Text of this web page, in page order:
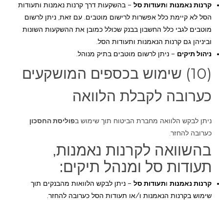
קרנות נאמנות ותעודות סל – בהשקעות דרך קרנות נאמנות ותעודות
הסל לא קיימת כלל אפשרות לרישום מוטבים. עם זאת, ניתן לרשום
מוטבים לגבי כלל החשבון בבנק שכולל כמובן את ההשקעות השונות
וביניהן גם קרנות הנאמנות ותעודות הסל.
ניהול תיקים – ניתן לרשום מוטבים בתיק מנוהל.
(10) שימוש בכספים המושקעים
כערובה לקבלת הלוואה
ניתן לבקש הלוואה מחברת הביטוח תוך שימוש בפוליסת החסכון
כערובה להחזר.
בהשוואה לקרנות נאמנות,
תעודות סל ומנהל תיקים:
קרנות נאמנות ותעודות סל – ניתן לבקש הלוואות מהבנקים תוך
שימוש בקרנות הנאמנות ו/או תעודות הסל כערובה להחזר.